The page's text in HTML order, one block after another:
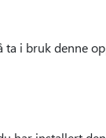
i bruk denne